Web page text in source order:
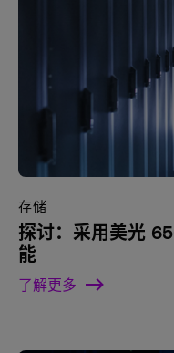
存储
探讨：采用美光
能
了解更多